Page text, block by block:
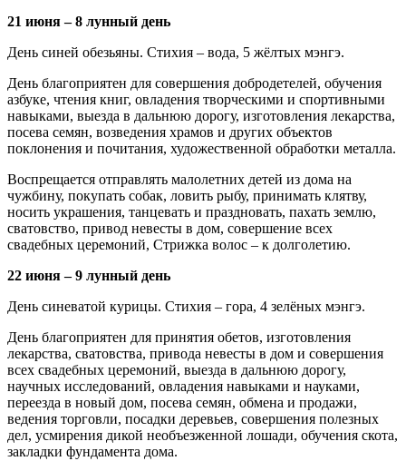
21 июня – 8 лунный день
День синей обезьяны. Стихия – вода, 5 жёл­тых мэнгэ.
День благоприятен для совершения добро­детелей, обучения
азбуке, чтения книг, овла­дения творческими и спортивными
навыками, выезда в дальнюю дорогу, изготовления лекар­ства,
посева семян, возведения храмов и других объектов
поклонения и почитания, художе­ственной обработки металла.
Воспрещается отправлять малолетних детей из дома на
чужбину, покупать собак, ло­вить рыбу, принимать клятву,
носить украше­ния, танцевать и праздновать, пахать землю,
сватовство, привод невесты в дом, совершение всех
свадебных церемоний, Стрижка волос – к долголетию.
22 июня – 9 лунный день
День синеватой курицы. Стихия – гора, 4 зе­лёных мэнгэ.
День благоприятен для принятия обетов, изготовления
лекарства, сватовства, привода невесты в дом и совершения
всех свадебных церемоний, выезда в дальнюю дорогу,
научных исследований, овладения навыками и науками,
переезда в новый дом, посева семян, обмена и продажи,
ведения торговли, посадки деревьев, совершения полезных
дел, усмирения дикой не­объезженной лошади, обучения скота,
закладки фундамента дома.